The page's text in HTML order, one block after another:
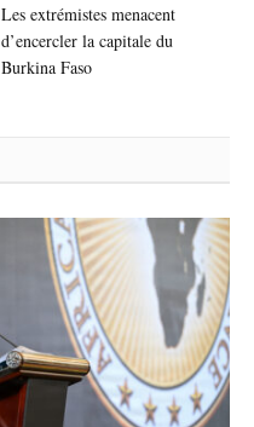
Les extrémistes menacent
d’encercler la capitale du
Burkina Faso